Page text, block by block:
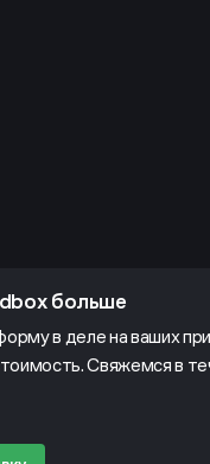
больше
в деле на ваших
Свяжемся в